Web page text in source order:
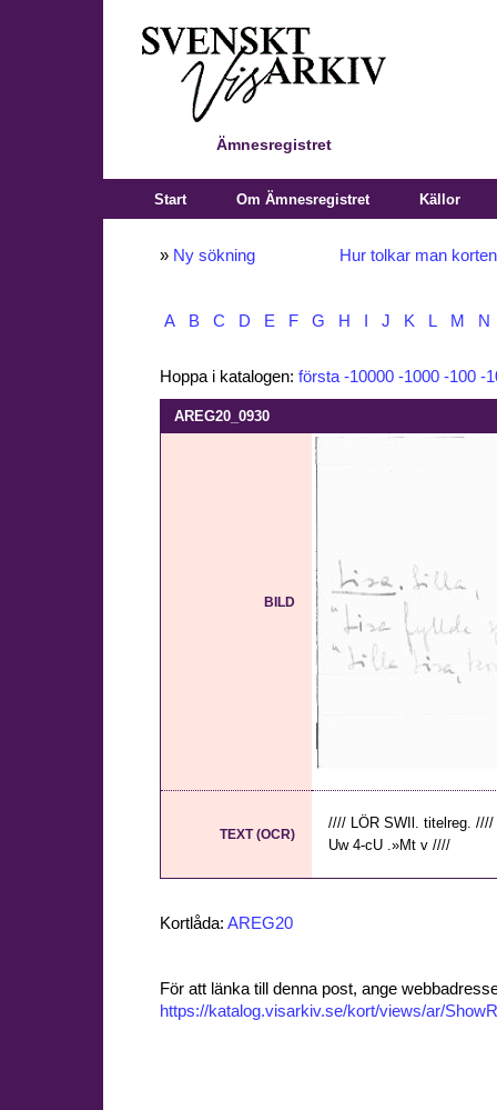
Ämnesregistret
Start Om Ämnesregistret Källor
» Ny sökning Hur tolkar man
A B C D E F G H J K L M N
Hoppa i katalogen: första -10000 -1000 -100 -
AREG20_0930
BILD
TEXT (OCR)
//// LÖR SWIl. titelreg.
Uw 4-cU .»Mt v ////
Kortlåda: AREG20
För att länka till denna post, ange
https://katalog.visarkiv.se/kort/views/ar/